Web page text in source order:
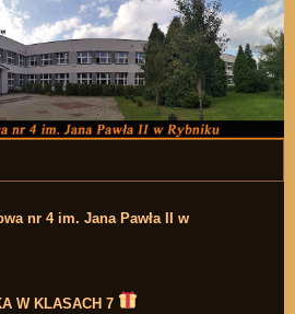
Przejdź do zawartości
nr 4 im. Jana Pawła II w
W KLASACH 7